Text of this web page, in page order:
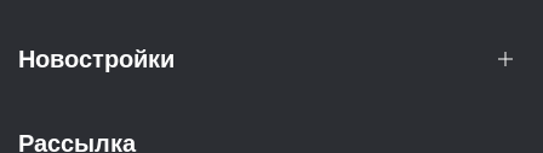
Новостройки
Рассылка